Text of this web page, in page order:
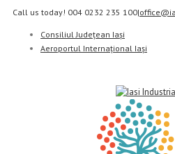
Call us today! 004 0232 235 100|
Consiliul Județean Iași
Aeroportul Internațional Iași